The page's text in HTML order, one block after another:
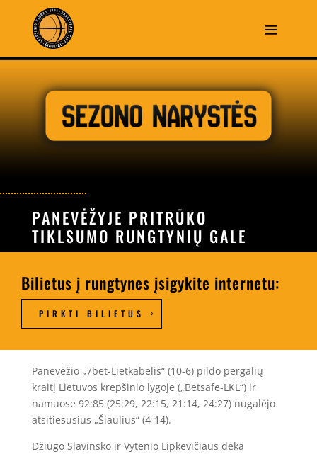
PANEVĖŽYJE PRITRŪKO
TIKLSUMO RUNGTYNIŲ GALE
Bilietus į rungtynes įsigykite internetu:
PIRKTI BILIETUS
Panevėžio „7bet-Lietkabelis“ (10-6) pildo pergalių
kraitį Lietuvos krepšinio lygoje („Betsafe-LKL“) ir
namuose 92:85 (25:29, 22:15, 21:14, 24:27) nugalėjo
atsitiesusius „Šiaulius“ (4-14).
Džiugo Slavinsko ir Vytenio Lipkevičiaus dėka